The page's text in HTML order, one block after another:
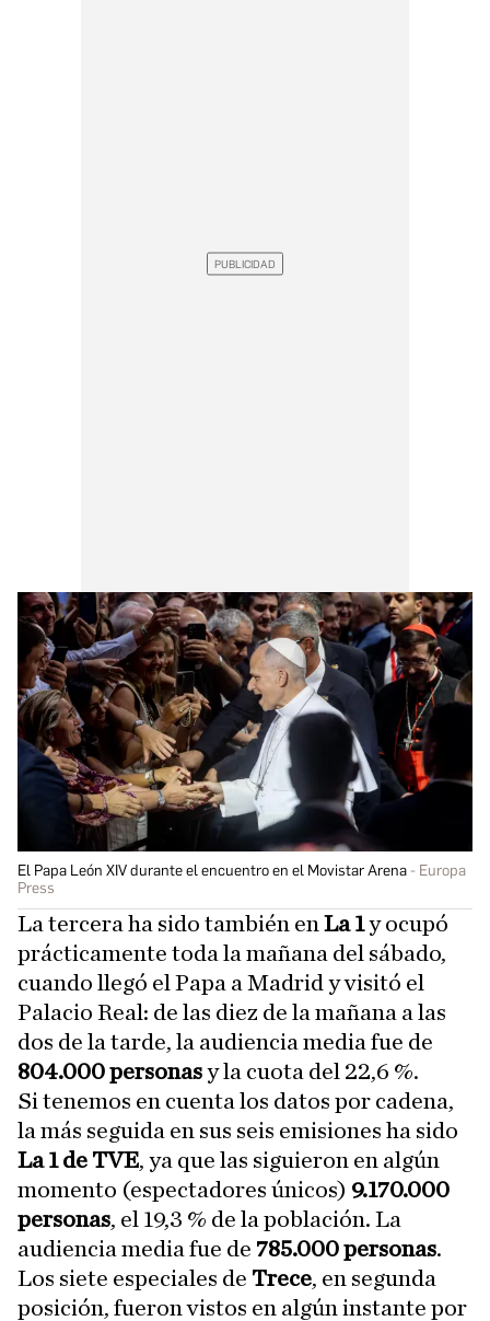
El Papa León XIV durante el encuentro en el Movistar Arena
Europa
Press
La tercera ha sido también en La 1y ocupó
prácticamente toda la mañana del sábado,
cuando llegó el Papa a Madrid y visitó el
Palacio Real: de las diez de la mañana a las
dos de la tarde, la audiencia media fue de
804.000 personasy la cuota del 22,6 %.
Si tenemos en cuenta los datos por cadena,
la más seguida en sus seis emisiones ha sido
La 1 de TVE, ya que las siguieron en algún
momento (espectadores únicos) 9.170.000
personas, el 19,3 % de la población. La
audiencia media fue de 785.000 personas.
Los siete especiales de Trece, en segunda
posición, fueron vistos en algún instante por